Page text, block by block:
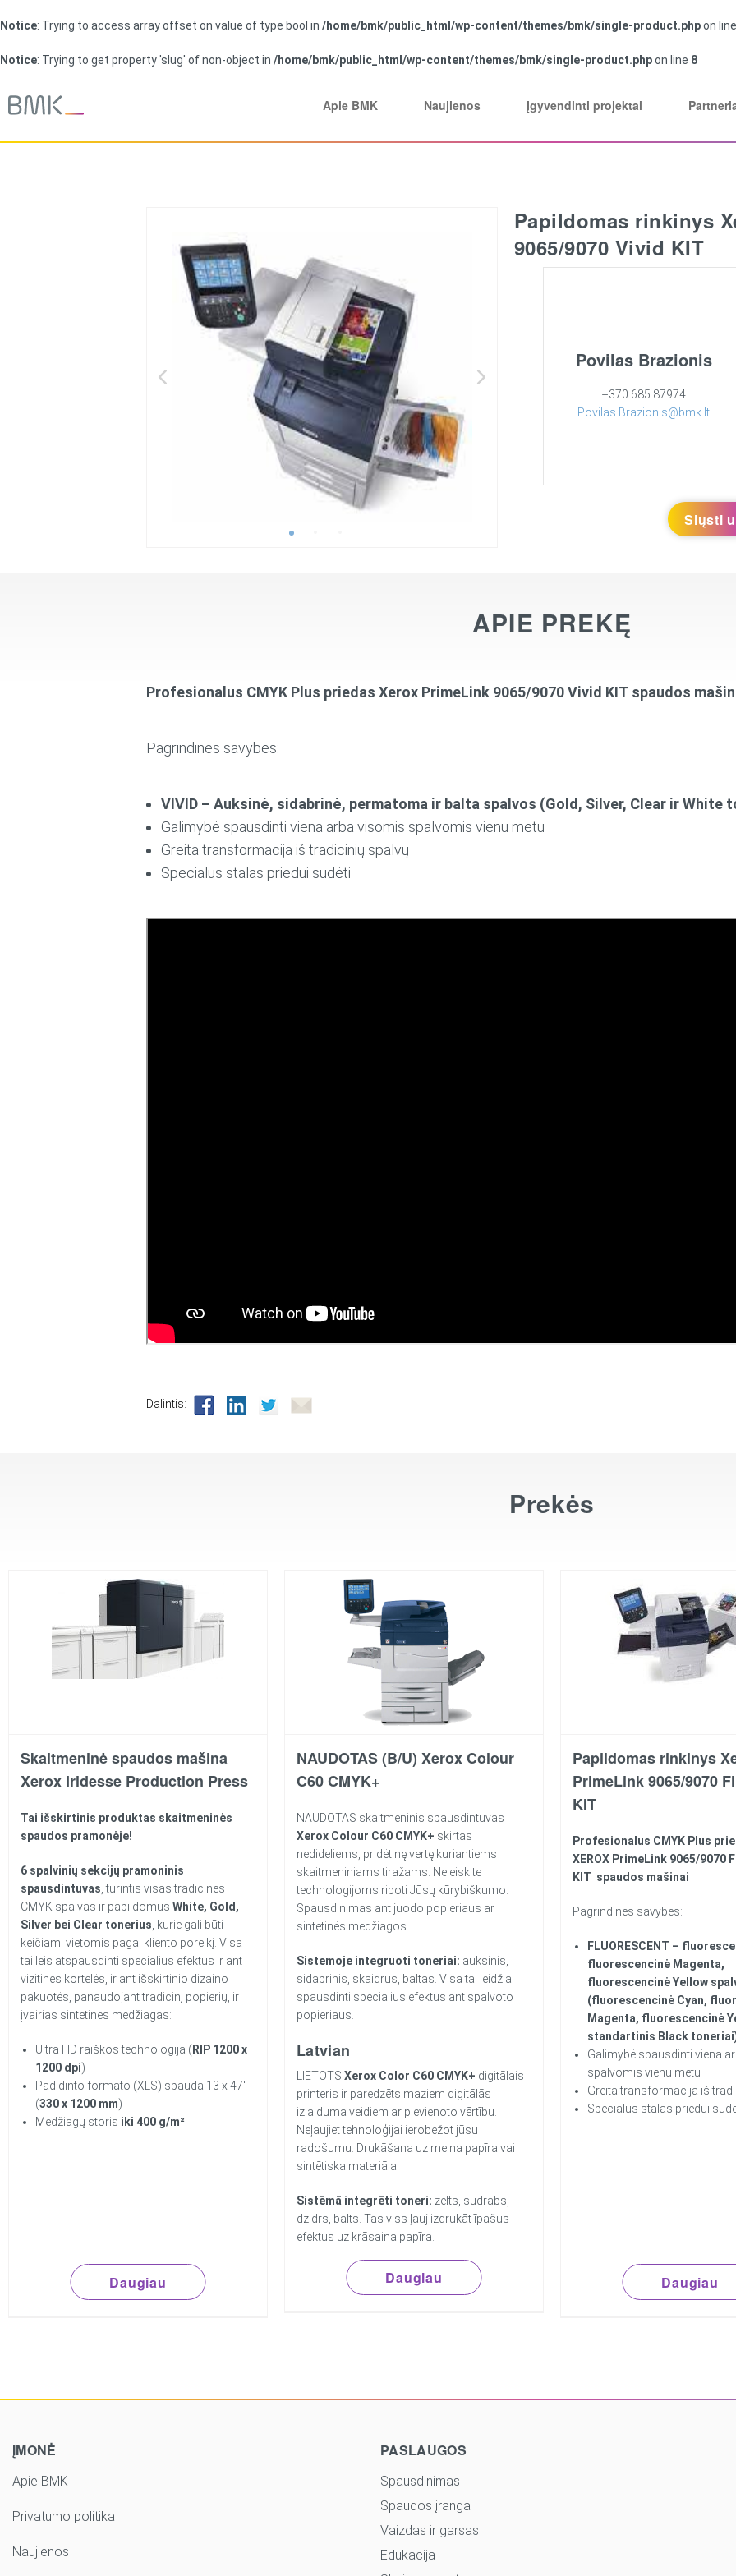
Notice: Trying to access array offset on value of type bool in /home/bmk/public_html/wp-content/themes/bmk/single-product.phpon line
Notice: Trying to get property 'slug' of non-object in /home/bmk/public_html/wp-content/themes/bmk/single-product.phpon line 8
Apie BMK Naujienos Įgyvendinti projektai
Papildomas rinkinys
9065/9070 Vivid KIT
Povilas Brazionis
+370 685 87974
Povilas.Brazionis@bmk.lt
Siųsti
APIE PREKĘ
Profesionalus CMYK Plus priedas Xerox PrimeLink 9065/9070 Vivid KIT spaudos
Pagrindinės savybės:
VIVID – Auksinė, sidabrinė, permatoma ir balta spalvos (Gold, Silver, Clear ir White
Galimybė spausdinti viena arba visomis spalvomis vienu metu
Greita transformacija iš tradicinių spalvų
Specialus stalas priedui sudėti
Dalintis:
Prekės
Skaitmeninė spaudos mašina
Xerox Iridesse Production Press
Tai išskirtinis produktas skaitmeninės
spaudos pramonėje!
6 spalvinių sekcijų pramoninis
spausdintuvas, turintis visas tradicines
CMYK spalvas ir papildomus White, Gold,
Silver bei Clear tonerius, kurie gali būti
keičiami vietomis pagal kliento poreikį. Visa
tai leis atspausdinti specialius efektus ir ant
vizitinės kortelės, ir ant išskirtinio dizaino
pakuotės, panaudojant tradicinį popierių, ir
įvairias sintetines medžiagas:
Ultra HD raiškos technologija ( RIP 1200 x
1200 dpi)
Padidinto formato (XLS) spauda 13 x 47″
(330 x 1200 mm)
Medžiagų storis iki 400 g/m²
Daugiau
NAUDOTAS (B/U) Xerox Colour
C60 CMYK+
NAUDOTAS skaitmeninis spausdintuvas
Xerox Colour C60 CMYK+ skirtas
nedideliems, pridėtinę vertę kuriantiems
skaitmeniniams tiražams. Neleiskite
technologijoms riboti Jūsų kūrybiškumo.
Spausdinimas ant juodo popieriaus ar
sintetinės medžiagos.
Sistemoje integruoti toneriai: auksinis,
sidabrinis, skaidrus, baltas. Visa tai leidžia
spausdinti specialius efektus ant spalvoto
popieriaus.
Latvian
LIETOTS Xerox Color C60 CMYK+ digitālais
printeris ir paredzēts maziem digitālās
izlaiduma veidiem ar pievienoto vērtību.
Neļaujiet tehnoloģijai ierobežot jūsu
radošumu. Drukāšana uz melna papīra vai
sintētiska materiāla.
Sistēmā integrēti toneri: zelts, sudrabs,
dzidrs, balts. Tas viss ļauj izdrukāt īpašus
efektus uz krāsaina papīra.
Daugiau
Papildomas rinkinys
PrimeLink 9065/9070
KIT
Profesionalus CMYK Plus
XEROX PrimeLink 9065/9070
KIT spaudos mašinai
Pagrindinės savybės:
FLUORESCENT –
fluorescencinė Magenta,
fluorescencinė Yellow
(fluorescencinė Cyan,
Magenta, fluorescencinė
standartinis Black
Galimybė spausdinti viena
spalvomis vienu metu
Greita transformacija iš
Specialus stalas priedui
Daugiau
ĮMONĖ
Apie BMK
Privatumo politika
Naujienos
PASLAUGOS
Spausdinimas
Spaudos įranga
Vaizdas ir garsas
Edukacija